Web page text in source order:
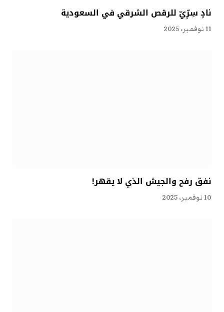
نادٍ سِرِّيّ للرقص الشرقي في السعودية
11 نوفمبر، 2025
نفق رفح والجيش الذي لا يقهر!
10 نوفمبر، 2025